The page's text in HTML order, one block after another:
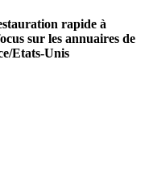
rapide à
sur les annuaires de
Etats-Unis